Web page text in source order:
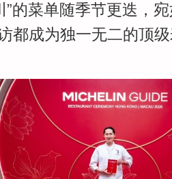
”的菜单随季节更迭，
都成为独一无二的顶